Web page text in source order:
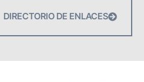
DIRECTORIO DE ENLACES